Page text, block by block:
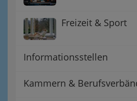
Freizeit & Sport
Informationsstellen
Kammern &